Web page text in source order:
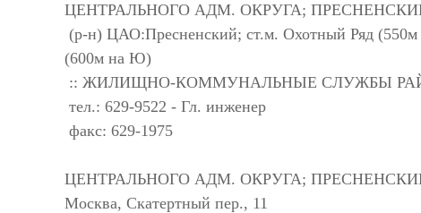
ЦЕНТРАЛЬНОГО АДМ. ОКРУГА; ПРЕСНЕНСКИЙ;
(р-н) ЦАО:Пресненский; ст.м. Охотный Ряд (550м
(600м на Ю)
:: ЖИЛИЩНО-КОММУНАЛЬНЫЕ СЛУЖБЫ
тел.: 629-9522 - Гл. инженер
факс: 629-1975
ЦЕНТРАЛЬНОГО АДМ. ОКРУГА;
Москва, Скатертный пер., 11